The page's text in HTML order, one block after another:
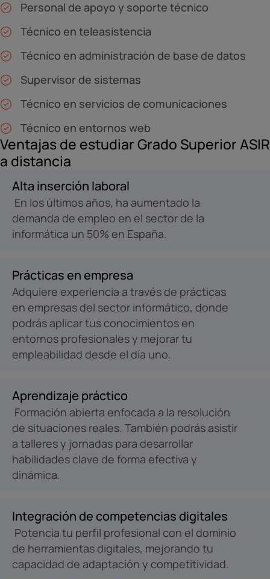
Personal de apoyo y soporte técnico
Técnico en teleasistencia
Técnico en administración de base de datos
Supervisor de sistemas
Técnico en servicios de comunicaciones
Técnico en entornos web
Ventajas de estudiar Grado Superior ASIR
a distancia
Alta inserción laboral
En los últimos años, ha aumentado la
demanda de empleo en el sector de la
informática un 50% en España.
Prácticas en empresa
Adquiere experiencia a través de prácticas
en empresas del sector informático, donde
podrás aplicar tus conocimientos en
entornos profesionales y mejorar tu
empleabilidad desde el día uno.
Aprendizaje práctico
Formación abierta enfocada a la resolución
de situaciones reales. También podrás asistir
a talleres y jornadas para desarrollar
habilidades clave de forma efectiva y
dinámica.
Integración de competencias digitales
Potencia tu perfil profesional con el dominio
de herramientas digitales, mejorando tu
capacidad de adaptación y competitividad.